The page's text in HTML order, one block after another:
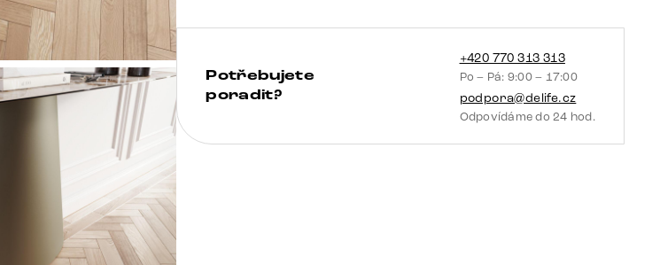
Potřebujete
poradit?
+420 770 313 313
Po – Pá: 9:00 – 17:00
podpora@delife.cz
Odpovídáme do 24 hod.